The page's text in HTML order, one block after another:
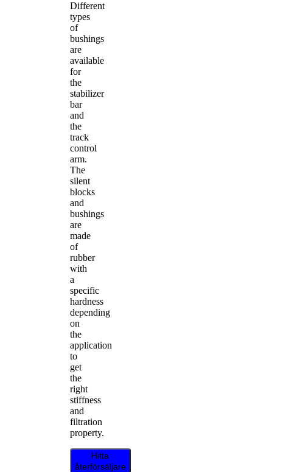
Different
types
of
bushings
are
available
for
the
stabilizer
bar
and
the
track
control
arm.
The
silent
blocks
and
bushings
are
made
of
rubber
with
a
specific
hardness
depending
on
the
application
to
get
the
right
stiffness
and
filtration
property.
Hitta
återförsäljare